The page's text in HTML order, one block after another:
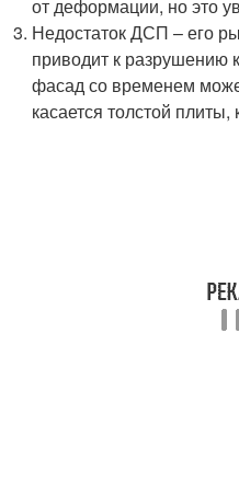
от деформации, но это
Недостаток ДСП – его
приводит к разрушению
фасад со временем
касается толстой